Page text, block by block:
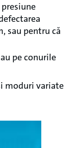
sau pentru că
pe conurile
moduri variate